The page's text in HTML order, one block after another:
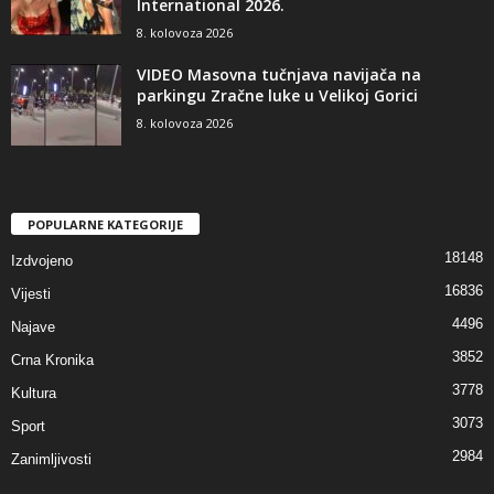
International 2026.
8. kolovoza 2026
VIDEO Masovna tučnjava navijača na
parkingu Zračne luke u Velikoj Gorici
8. kolovoza 2026
POPULARNE KATEGORIJE
Izdvojeno 18148
Vijesti 16836
Najave 4496
Crna Kronika 3852
Kultura 3778
Sport 3073
Zanimljivosti 2984